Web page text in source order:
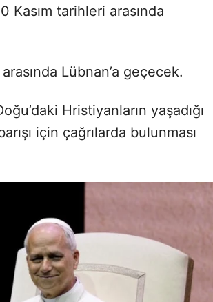
tarihleri arasında
Lübnan’a geçecek.
Hristiyanların yaşadığı
için çağrılarda bulunması